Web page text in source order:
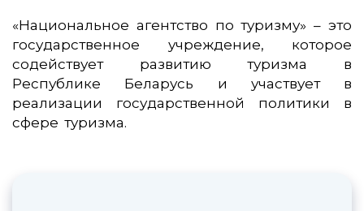
«Национальное агентство по туризму» – это
государственное учреждение, которое
содействует развитию туризма в
Республике Беларусь и участвует в
реализации государственной политики в
сфере туризма.